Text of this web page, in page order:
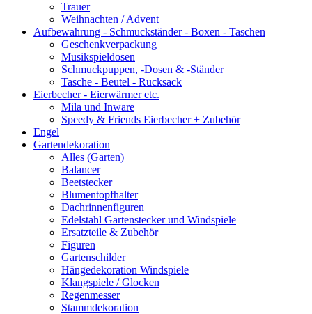
Trauer
Weihnachten / Advent
Aufbewahrung - Schmuckständer - Boxen - Taschen
Geschenkverpackung
Musikspieldosen
Schmuckpuppen, -Dosen & -Ständer
Tasche - Beutel - Rucksack
Eierbecher - Eierwärmer etc.
Mila und Inware
Speedy & Friends Eierbecher + Zubehör
Engel
Gartendekoration
Alles (Garten)
Balancer
Beetstecker
Blumentopfhalter
Dachrinnenfiguren
Edelstahl Gartenstecker und Windspiele
Ersatzteile & Zubehör
Figuren
Gartenschilder
Hängedekoration Windspiele
Klangspiele / Glocken
Regenmesser
Stammdekoration